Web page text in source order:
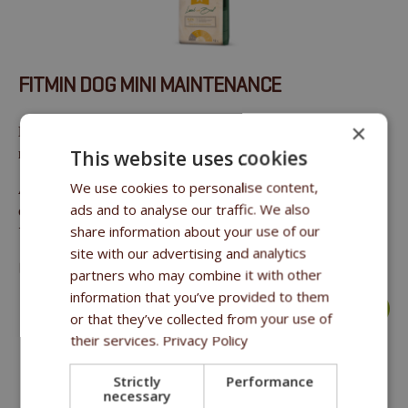
FITMIN DOG MINI MAINTENANCE
Полнорационный корм для взрослых собак малых
пород
Аналитические составляющие:: сырой протеин 27%,
сырые масла и жиры 15%, сырая клетчатка 3%, сырая зола
7,1%, кальций 1,5%, фосфор 1,0%.
: 12 kg / 2.5 kg
more >
×
This website uses cookies
We use cookies to personalise content,
ads and to analyse our traffic. We also
share information about your use of our
site with our advertising and analytics
partners who may combine it with other
information that you’ve provided to them
or that they’ve collected from your use of
their services. Privacy Policy
Strictly
necessary
Performance